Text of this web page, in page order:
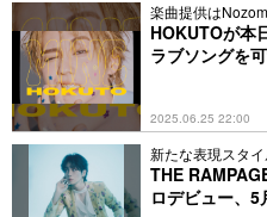
楽曲提供は
HOKUTOが本
ラブソングを
2025.06.25 22:00
新たな表現スタ
THE
ロデビュー、